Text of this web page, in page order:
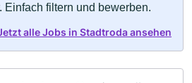
Einfach filtern und bewerben.
alle Jobs in Stadtroda ansehen